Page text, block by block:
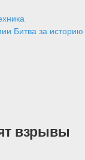
Битва за историю
взрывы